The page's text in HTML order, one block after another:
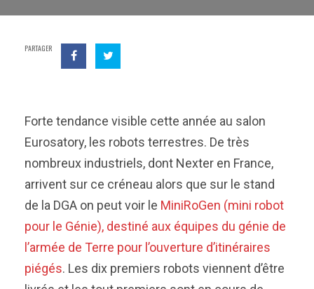
PARTAGER
Forte tendance visible cette année au salon
Eurosatory, les robots terrestres. De très
nombreux industriels, dont Nexter en France,
arrivent sur ce créneau alors que sur le stand
de la DGA on peut voir le MiniRoGen (mini robot
pour le Génie), destiné aux équipes du génie de
l’armée de Terre pour l’ouverture d’itinéraires
piégés. Les dix premiers robots viennent d’être